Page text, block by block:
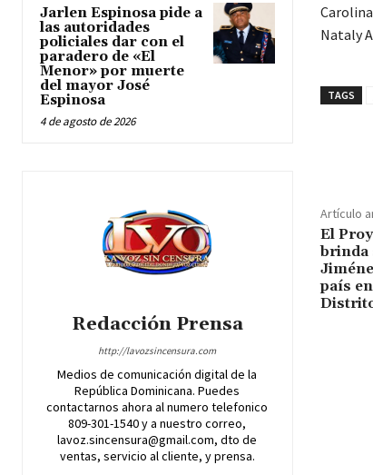
Jarlen Espinosa pide a
las autoridades
policiales dar con el
paradero de «El
Menor» por muerte
del mayor José
Espinosa
4 de agosto de 2026
Redacción Prensa
http://lavozsincensura.com
Medios de comunicación digital de la
República Dominicana. Puedes
contactarnos ahora al numero telefonico
809-301-1540 y a nuestro correo,
lavoz.sincensura@gmail.com, dto de
ventas, servicio al cliente, y prensa.
Nataly
TAGS
Artículo
El
brinda
país